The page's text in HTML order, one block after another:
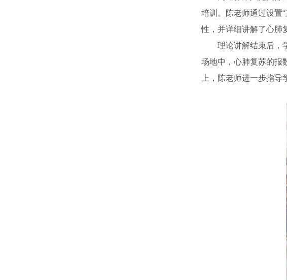
培训。陈老师通过设置
性，并详细讲解了心肺
理论讲解结束后，
场地中，心肺复苏的报
上，陈老师进一步指